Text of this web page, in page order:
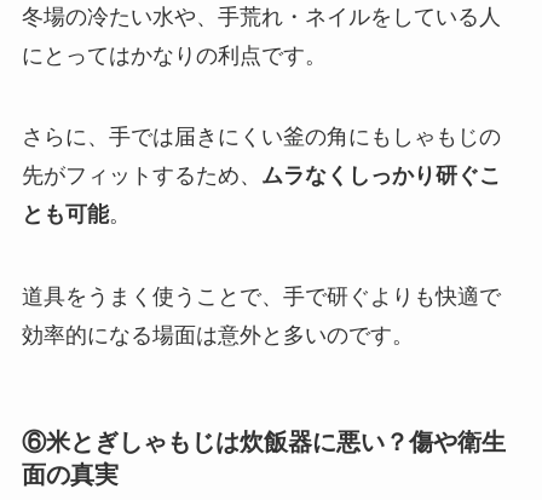
冬場の冷たい水や、手荒れ・ネイルをしている人
にとってはかなりの利点です。
さらに、手では届きにくい釜の角にもしゃもじの
先がフィットするため、 ムラなくしっかり研ぐこ
とも可能。
道具をうまく使うことで、手で研ぐよりも快適で
効率的になる場面は意外と多いのです。
⑥米とぎしゃもじは炊飯器に悪い？傷や衛生
面の真実